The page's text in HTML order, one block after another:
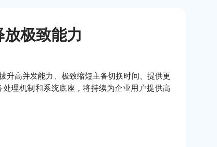
极致能力
拔升高并发能力、极致缩短主备切换时间、提供更
理机制和系统底座，将持续为企业用户提供高